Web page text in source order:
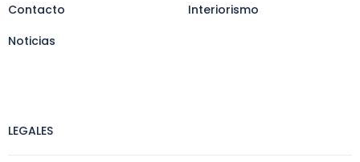
Contacto
Noticias
Interiorismo
LEGALES